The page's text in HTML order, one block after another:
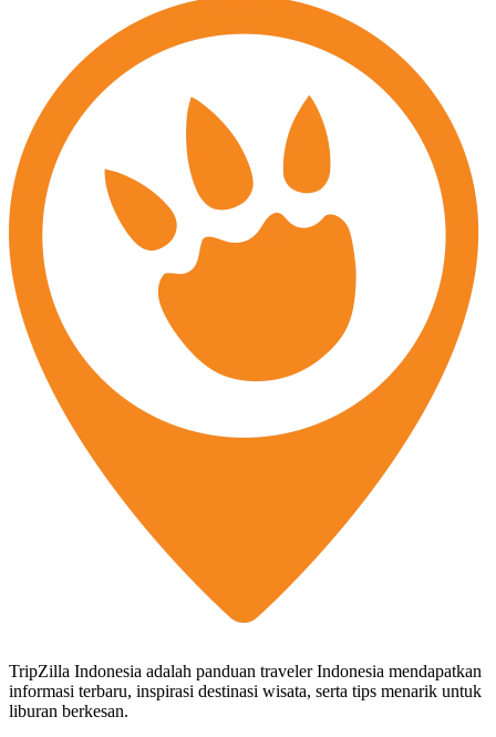
TripZilla Indonesia adalah panduan traveler Indonesia mendapatkan
informasi terbaru, inspirasi destinasi wisata, serta tips menarik untuk
liburan berkesan.